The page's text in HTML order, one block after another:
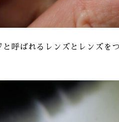
と呼ばれるレンズとレンズを